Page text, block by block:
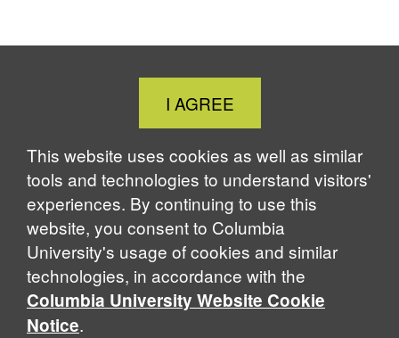
Close
Cookie
Notice
I AGREE
This website uses cookies as well as similar
tools and technologies to understand visitors'
experiences. By continuing to use this
website, you consent to Columbia
University's usage of cookies and similar
technologies, in accordance with the
Columbia University Website Cookie
Notice.